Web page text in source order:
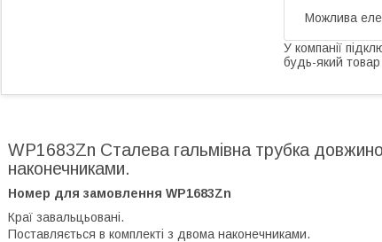
У компанії
будь-який
WP1683Zn Сталева гальмівна трубка
наконечниками.
Номер для замовлення WP1683Zn
Краї завальцьовані.
Поставляється в комплекті з двома наконечниками.